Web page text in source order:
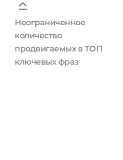
Неограниченное
количество
продвигаемых в ТОП
ключевых фраз